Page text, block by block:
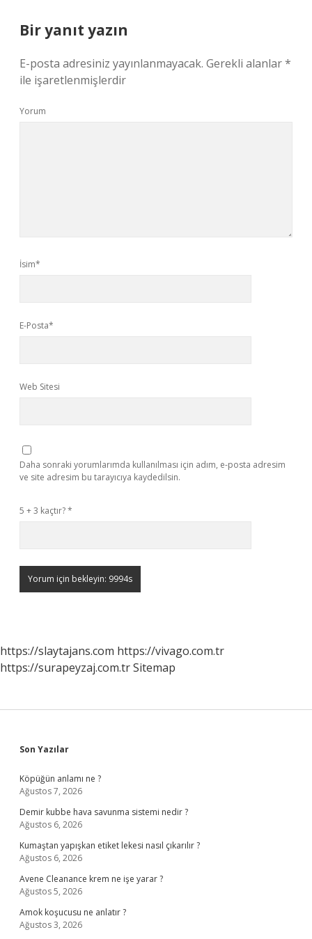
Bir yanıt yazın
E-posta adresiniz yayınlanmayacak. Gerekli alanlar*
ile işaretlenmişlerdir
Yorum
İsim*
E-Posta*
Web Sitesi
Daha sonraki yorumlarımda kullanılması için adım, e-posta adresim
ve site adresim bu tarayıcıya kaydedilsin.
5 + 3 kaçtır?*
https://slaytajans.com https://vivago.com.tr
https://surapeyzaj.com.trSitemap
Sidebar
Son Yazılar
Köpüğün anlamı ne ?
Ağustos 7, 2026
Demir kubbe hava savunma sistemi nedir ?
Ağustos 6, 2026
Kumaştan yapışkan etiket lekesi nasıl çıkarılır ?
Ağustos 6, 2026
Avene Cleanance krem ne işe yarar ?
Ağustos 5, 2026
Amok koşucusu ne anlatır ?
Ağustos 3, 2026